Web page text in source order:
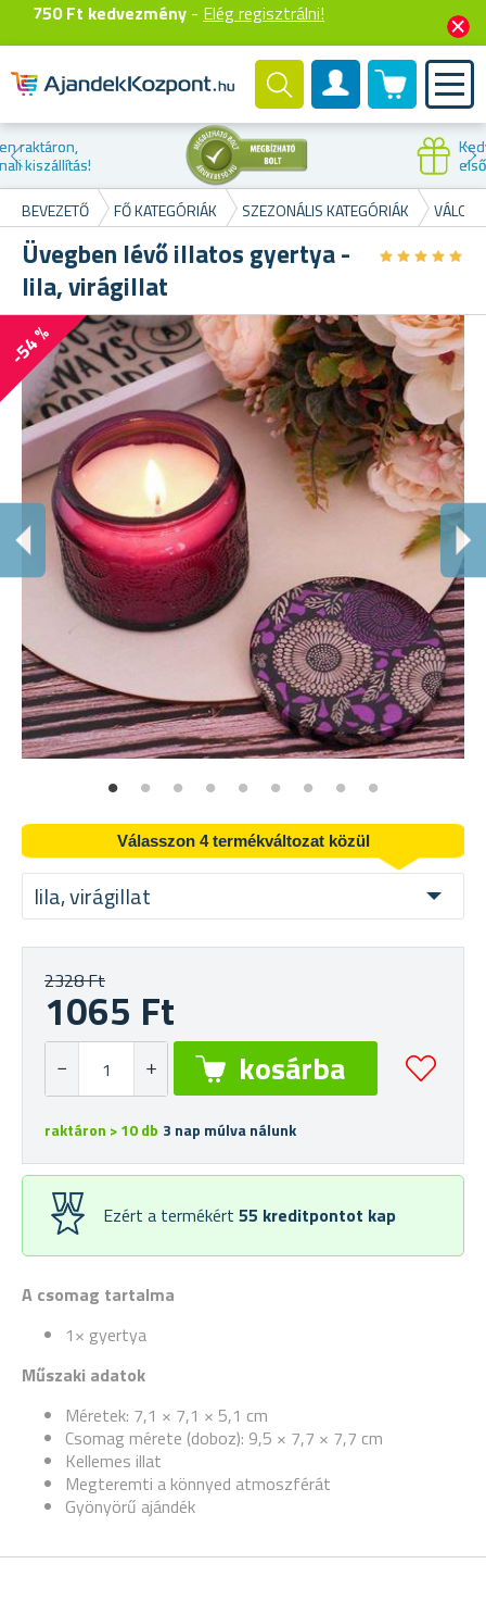
750 Ft kedvezmény - Elég regisztrálni!
Felhasználók fiók
0 termék
Kedvezmény az
első vásárláskor
BEVEZETŐ FŐ KATEGÓRIÁK SZEZONÁLIS KATEGÓRIÁK
Üvegben lévő illatos gyertya -
lila, virágillat
★★★★★
★★★★★
-54 %
Válasszon 4 termékváltozat közül
lila, virágillat
A csomag tartalma
1× gyertya
Műszaki adatok
Méretek: 7,1 × 7,1 × 5,1 cm
Csomag mérete (doboz): 9,5 × 7,7 × 7,7 cm
Kellemes illat
Megteremti a könnyed atmoszférát
Gyönyörű ajándék
2328 Ft
1065 Ft
raktáron > 10 db 3 nap múlva nálunk
Ezért a termékért 55 kreditpontot kap